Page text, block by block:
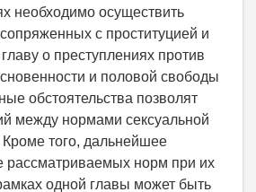
необходимо осуществить
с проституцией и
о преступлениях против
и половой свободы
обстоятельства позволят
между нормами сексуальной
того, дальнейшее
норм при их
одной главы может быть